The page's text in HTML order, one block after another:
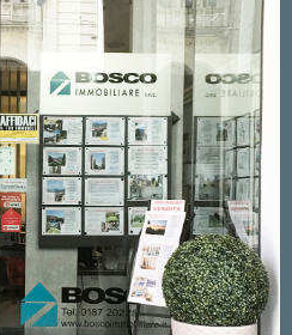
ove necessario, a
e soggetti iscritti nell'albo
pubblici per informazioni richieste
all'uopo incaricati da questi
di finanziamenti pubblici;
è "Bosco Immobiliare".
D.Lgs.196/2003, Lei ha il
ogni momento, quali sono i Suoi
rivolgendosi, direttamente o
delegato, al Titolare del
il diritto di farli aggiornare,
cancellare, di chiederne il blocco e
Più precisamente, la
riguardano i dati trattati in
l'integrazione occorre vantare un
può essere sempre esercitata nei
pubblicitario, della
di mercato; negli altri casi,
un motivo legittimo.